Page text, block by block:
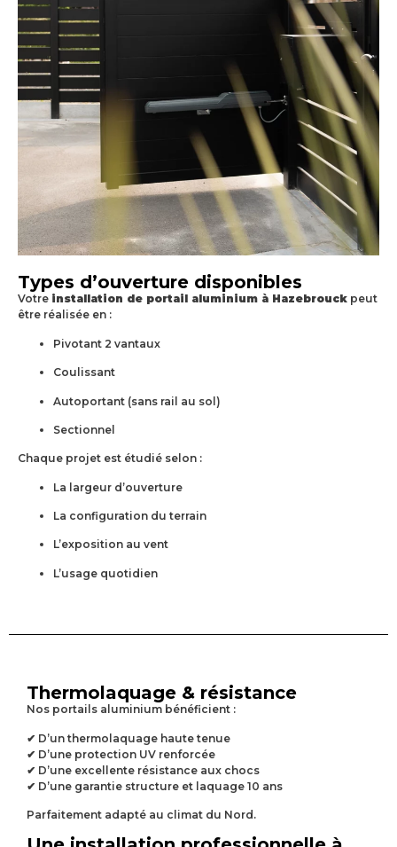
Types d’ouverture disponibles
Votre installation de portail aluminium à Hazebrouck peut
être réalisée en :
Pivotant 2 vantaux
Coulissant
Autoportant (sans rail au sol)
Sectionnel
Chaque projet est étudié selon :
La largeur d’ouverture
La configuration du terrain
L’exposition au vent
L’usage quotidien
Thermolaquage & résistance
Nos portails aluminium bénéficient :
✔ D’un thermolaquage haute tenue
✔ D’une protection UV renforcée
✔ D’une excellente résistance aux chocs
✔ D’une garantie structure et laquage 10 ans
Parfaitement adapté au climat du Nord.